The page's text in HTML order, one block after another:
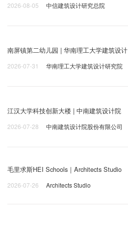
2026-08-05 中信建筑设计研究总院
南屏镇第二幼儿园 | 华南理工大学建筑设计
2026-07-31 华南理工大学建筑设计研究院
江汉大学科技创新大楼 | 中南建筑设计院
2026-07-28 中南建筑设计院股份有限公司
毛里求斯HEI Schools｜Architects Studio
2026-07-26 Architects Studio